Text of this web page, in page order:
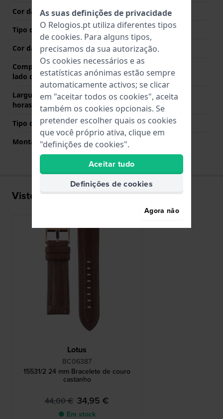
Cor das costuras
Castanho
Tipo de Fecho
Fecho
Cor da fivela
Ouro rosa
Comprimento de banda no
lado das 12 horas
80 mm
Largura de banda lado 6
horas (mm)
120 mm
Tipo de montagem
Pinos de pressão
Montagem Reta
Sim
Visto recentemente
Lotus
BC06387
15531/2 24 mm Bracelete de couro
castanho
44,00 € 34,95 €
● Em stock
As suas definições de privacidade
O Relogios.pt utiliza diferentes tipos
de cookies. Para alguns tipos,
precisamos da sua autorização.
Os cookies necessários e as
estatísticas anónimas estão sempre
automaticamente activos; se clicar
em "aceitar todos os cookies", aceita
também os cookies opcionais. Se
pretender escolher quais os cookies
que você próprio ativa, clique em
"definições de cookies".
Aceitar tudo
Definições de cookies
Agora não